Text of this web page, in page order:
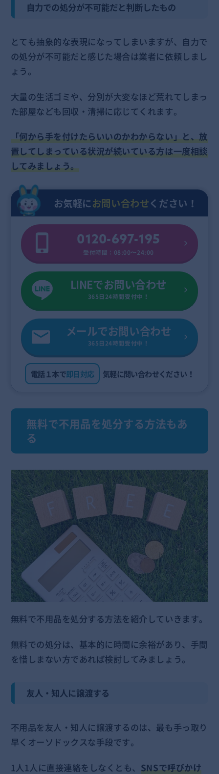
自力での処分が不可能だと判断したもの
とても抽象的な表現になってしまいますが、自力で
の処分が不可能だと感じた場合は業者に依頼しまし
ょう。
大量の生活ゴミや、分別が大変なほど荒れてしまっ
た部屋なども回収・清掃に応じてくれます。
「何から手を付けたらいいのかわからない」と、放
置してしまっている状況が続いている方は一度相談
してみましょう。
お気軽にお問い合わせください！
0120-697-195
受付時間：08:00〜24:00
LINEでお問い合わせ
365日24時間受付中！
メールでお問い合わせ
365日24時間受付中！
電話１本で即日対応 気軽に問い合わせください！
無料で不用品を処分する方法もあ
る
無料で不用品を処分する方法を紹介していきます。
無料での処分は、基本的に時間に余裕があり、手間
を惜しまない方であれば検討してみましょう。
友人・知人に譲渡する
不用品を友人・知人に譲渡するのは、最も手っ取り
早くオーソドックスな手段です。
1人1人に直接連絡をしなくとも、 SNSで呼びかけ